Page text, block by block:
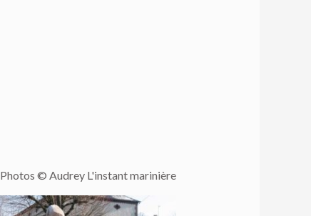
Photos © Audrey L'instant marinière